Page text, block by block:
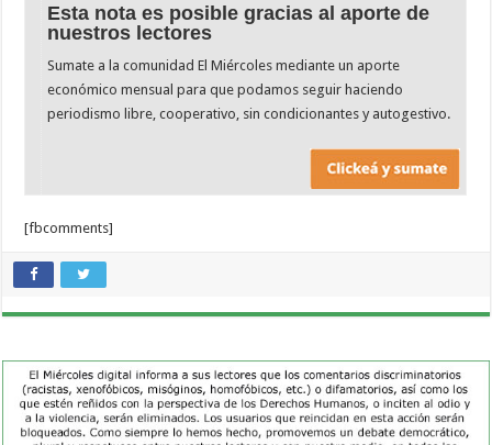
Esta nota es posible gracias al aporte de
nuestros lectores
Sumate a la comunidad El Miércoles mediante un aporte
económico mensual para que podamos seguir haciendo
periodismo libre, cooperativo, sin condicionantes y autogestivo.
[fbcomments]